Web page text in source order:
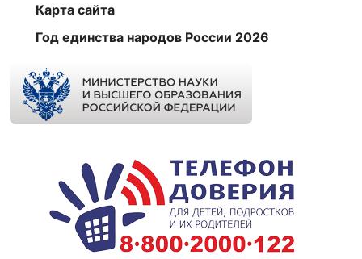
Карта сайта
Год единства народов России 2026